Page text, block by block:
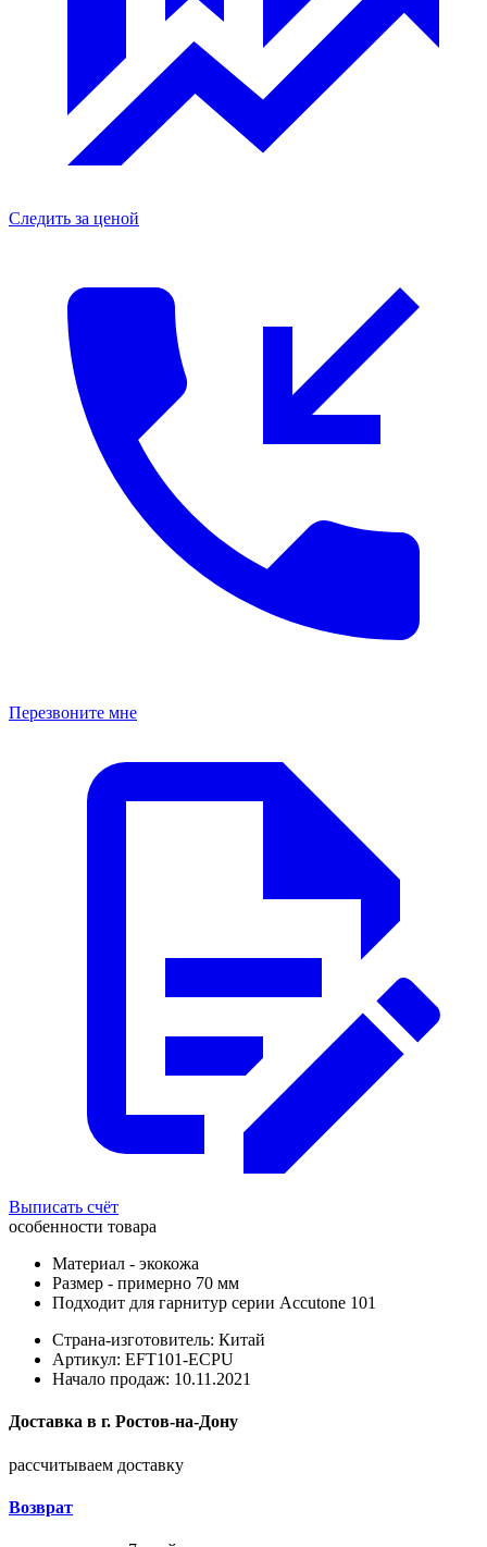
Следить за ценой
Перезвоните мне
Выписать счёт
особенности товара
Материал - экокожа
Размер - примерно 70 мм
Подходит для гарнитур серии Accutone 101
Страна-изготовитель: Китай
Артикул: EFT101-ECPU
Начало продаж: 10.11.2021
Доставка в г. Ростов-на-Дону
рассчитываем доставку
Возврат